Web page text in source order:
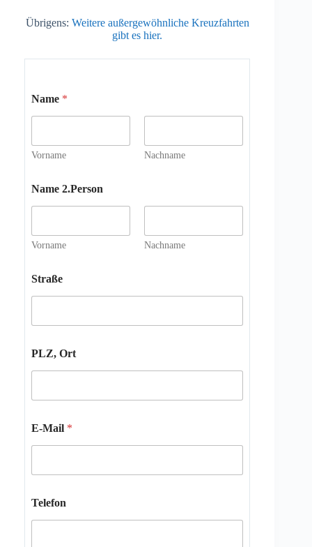
Übrigens: Weitere außergewöhnliche Kreuzfahrten
gibt es hier.
Name *
Vorname Nachname
Name 2.Person
Vorname Nachname
Straße
PLZ, Ort
E-Mail *
Telefon